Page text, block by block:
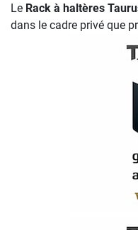
Le Rack à haltères
dans le cadre privé que